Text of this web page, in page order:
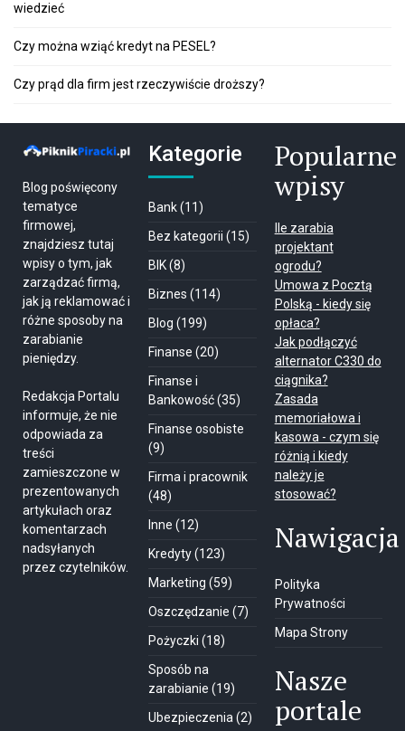
wiedzieć
Czy można wziąć kredyt na PESEL?
Czy prąd dla firm jest rzeczywiście droższy?
Blog poświęcony
tematyce
firmowej,
znajdziesz tutaj
wpisy o tym, jak
zarządzać firmą,
jak ją reklamować i
różne sposoby na
zarabianie
pieniędzy.
Redakcja Portalu
informuje, że nie
odpowiada za
treści
zamieszczone w
prezentowanych
artykułach oraz
komentarzach
nadsyłanych
przez czytelników.
Kategorie
Bank(11)
Bez kategorii (15)
BIK(8)
Biznes (114)
Blog (199)
Finanse (20)
Finanse i
Bankowość(35)
Finanse osobiste
(9)
Firma i pracownik
(48)
Inne (12)
Kredyty(123)
Marketing (59)
Oszczędzanie (7)
Pożyczki (18)
Sposób na
zarabianie (19)
Ubezpieczenia(2)
Popularne
wpisy
Ile zarabia
projektant
ogrodu?
Umowa z Pocztą
Polską - kiedy się
opłaca?
Jak podłączyć
alternator C330 do
ciągnika?
Zasada
memoriałowa i
kasowa - czym się
różnią i kiedy
należy je
stosować?
Nawigacja
Polityka
Prywatności
Mapa Strony
Nasze
portale